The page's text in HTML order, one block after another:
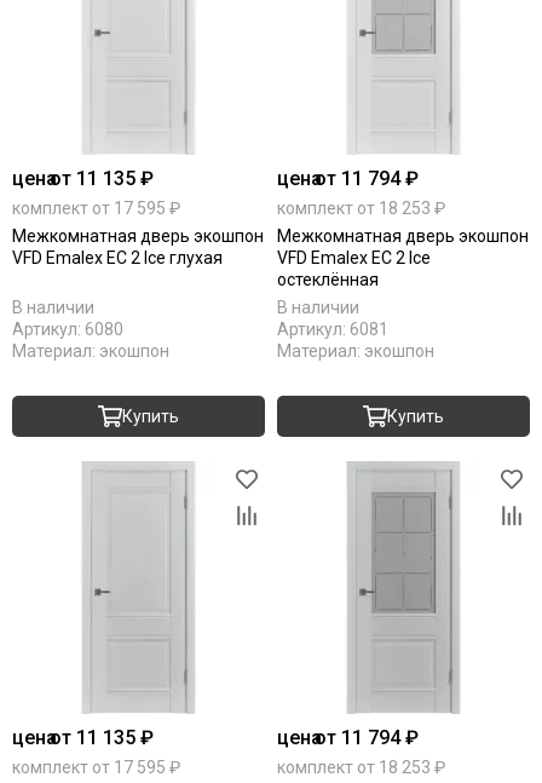
ценаот 11 135 ₽
комплект от 17 595 ₽
Межкомнатная дверь экошпон
VFD Emalex EC 2 Ice глухая
В наличии
Артикул: 6080
Материал: экошпон
Купить
ценаот 11 794 ₽
комплект от 18 253 ₽
Межкомнатная дверь экошпон
VFD Emalex EC 2 Ice
остеклённая
В наличии
Артикул: 6081
Материал: экошпон
Купить
ценаот 11 135 ₽
комплект от 17 595 ₽
ценаот 11 794 ₽
комплект от 18 253 ₽